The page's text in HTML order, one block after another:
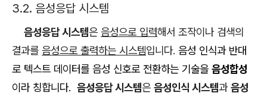
3.2. 음성응답 시스템
음성응답 시스템은 음성으로 입력해서 조작이나 검색의
결과를 음성으로 출력하는 시스템입니다. 음성 인식과 반대
로 텍스트 데이터를 음성 신호로 전환하는 기술을 음성합성
이라 칭합니다. 음성응답 시스템은 음성인식 시스템과음성